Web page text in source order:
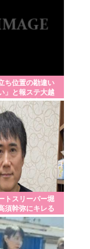
クした。」→
ト
え始めるwww
類を押収し監
中でゲーム機
る」 年収7億
本代表
撤回 「遺族同
衛官、地裁で
変えさせるた
ち位置の勘違い
」と報ステ大越
詞に視聴者絶
ンプ
トスリーパー堀
須幹弥にキレる